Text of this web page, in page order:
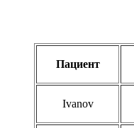
Пациент
Ivanov